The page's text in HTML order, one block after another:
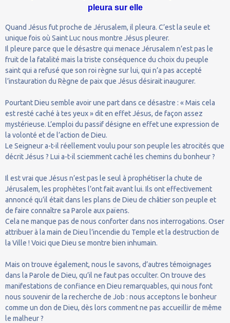
pleura sur elle
Quand Jésus fut proche de Jérusalem, il pleura. C’est la seule et
unique fois où Saint Luc nous montre Jésus pleurer.
Il pleure parce que le désastre qui menace Jérusalem n’est pas le
fruit de la fatalité mais la triste conséquence du choix du peuple
saint qui a refusé que son roi règne sur lui, qui n’a pas accepté
l’instauration du Règne de paix que Jésus désirait inaugurer.
Pourtant Dieu semble avoir une part dans ce désastre : « Mais cela
est resté caché à tes yeux » dit en effet Jésus, de façon assez
mystérieuse. L’emploi du passif désigne en effet une expression de
la volonté et de l’action de Dieu.
Le Seigneur a-t-il réellement voulu pour son peuple les atrocités que
décrit Jésus ? Lui a-t-il sciemment caché les chemins du bonheur ?
Il est vrai que Jésus n’est pas le seul à prophétiser la chute de
Jérusalem, les prophètes l’ont fait avant lui. Ils ont effectivement
annoncé qu’il était dans les plans de Dieu de châtier son peuple et
de faire connaître sa Parole aux païens.
Cela ne manque pas de nous conforter dans nos interrogations. Oser
attribuer à la main de Dieu l’incendie du Temple et la destruction de
la Ville ! Voici que Dieu se montre bien inhumain.
Mais on trouve également, nous le savons, d’autres témoignages
dans la Parole de Dieu, qu’il ne faut pas occulter. On trouve des
manifestations de confiance en Dieu remarquables, qui nous font
nous souvenir de la recherche de Job : nous acceptons le bonheur
comme un don de Dieu, dès lors comment ne pas accueillir de même
le malheur ?